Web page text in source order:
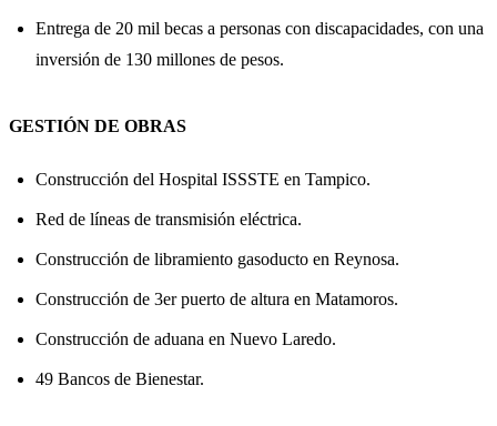
Entrega de 20 mil becas a personas con discapacidades, con una
inversión de 130 millones de pesos.
GESTIÓN DE OBRAS
Construcción del Hospital ISSSTE en Tampico.
Red de líneas de transmisión eléctrica.
Construcción de libramiento gasoducto en Reynosa.
Construcción de 3er puerto de altura en Matamoros.
Construcción de aduana en Nuevo Laredo.
49 Bancos de Bienestar.